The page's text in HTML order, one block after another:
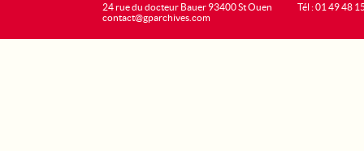
24 rue du docteur Bauer 93400 St Ouen
contact@gparchives.com
Tél : 01 49 48